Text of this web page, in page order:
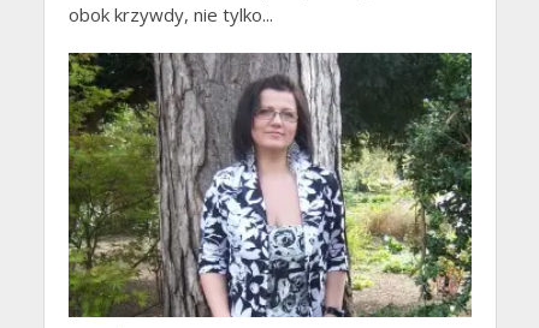
obok krzywdy, nie tylko...